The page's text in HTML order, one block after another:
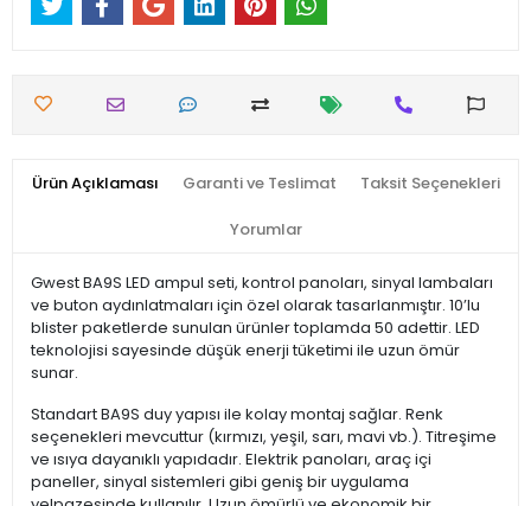
Ürün Açıklaması Garanti ve Teslimat Taksit Seçenekleri
Yorumlar
Gwest BA9S LED ampul seti, kontrol panoları, sinyal lambaları
ve buton aydınlatmaları için özel olarak tasarlanmıştır. 10’lu
blister paketlerde sunulan ürünler toplamda 50 adettir. LED
teknolojisi sayesinde düşük enerji tüketimi ile uzun ömür
sunar.
Standart BA9S duy yapısı ile kolay montaj sağlar. Renk
seçenekleri mevcuttur (kırmızı, yeşil, sarı, mavi vb.). Titreşime
ve ısıya dayanıklı yapıdadır. Elektrik panoları, araç içi
paneller, sinyal sistemleri gibi geniş bir uygulama